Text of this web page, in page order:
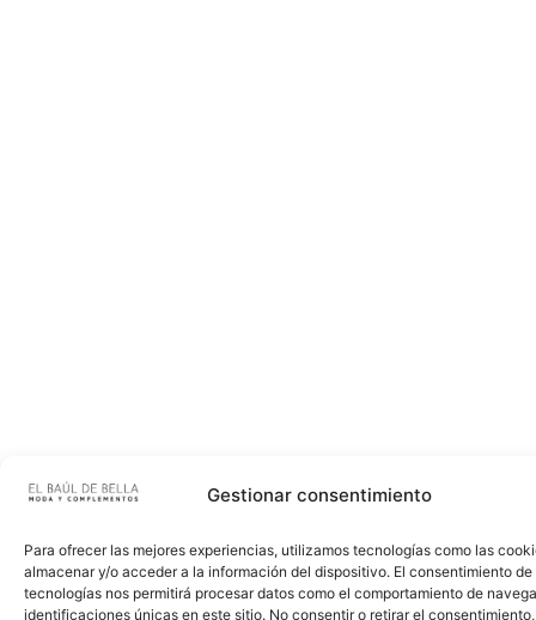
Gestionar consentimiento
Para ofrecer las mejores experiencias, utilizamos tecnologías como las
almacenar y/o acceder a la información del dispositivo. El consentimiento de
tecnologías nos permitirá procesar datos como el comportamiento de
identificaciones únicas en este sitio. No consentir o retirar el